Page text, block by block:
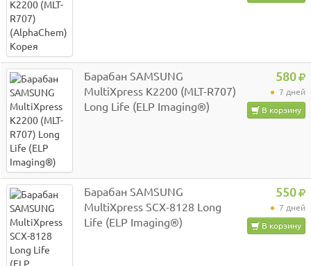
Барабан SAMSUNG
MultiXpress K2200 (MLT-R707)
Long Life (ELP Imaging®)
580
7 дней
В корзину
Барабан SAMSUNG
MultiXpress SCX-8128 Long
Life (ELP Imaging®)
550
7 дней
В корзину